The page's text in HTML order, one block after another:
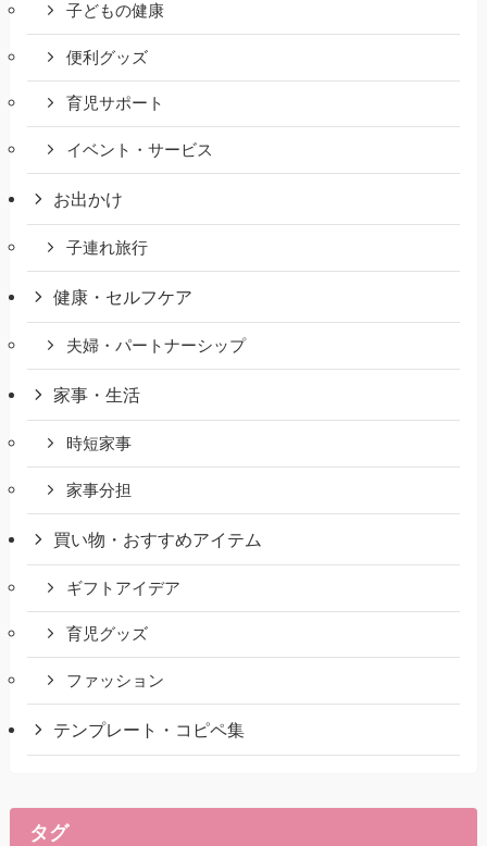
子どもの健康
便利グッズ
育児サポート
イベント・サービス
お出かけ
子連れ旅行
健康・セルフケア
夫婦・パートナーシップ
家事・生活
時短家事
家事分担
買い物・おすすめアイテム
ギフトアイデア
育児グッズ
ファッション
テンプレート・コピペ集
タグ